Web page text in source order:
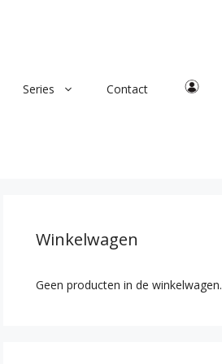
Series Contact
Winkelwagen
Geen producten in de winkelwagen.